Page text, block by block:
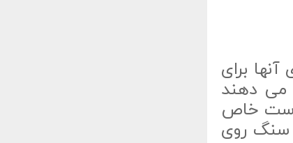
برای
می دهند
ست خاص
سنگ روی